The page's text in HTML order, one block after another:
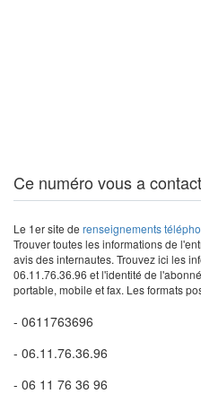
Ce numéro vous a
Le 1er site de renseignements
Trouver toutes les informations de
avis des internautes. Trouvez ici les
06.11.76.36.96 et l'identité de
portable, mobile et fax. Les formats
- 0611763696
- 06.11.76.36.96
- 06 11 76 36 96